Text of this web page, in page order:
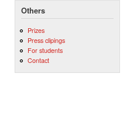
Others
Prizes
Press clipings
For students
Contact